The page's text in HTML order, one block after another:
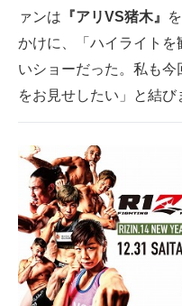
ァンは 『アリVS猪木』
かけに、「ハイライトを
いショーだった。私も
をお見せしたい」と結び